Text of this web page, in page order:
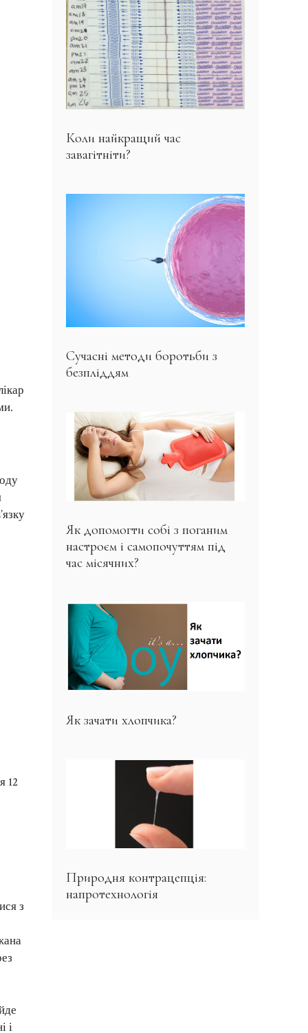
12
з
і
Коли найкращий час
завагітніти?
Сучасні методи боротьби з
безпліддям
Як допомогти собі з поганим
настроєм і самопочуттям під
час місячних?
Як зачати хлопчика?
Природня контрацепція:
напротехнологія